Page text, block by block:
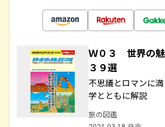
Ｗ０３ 世界の魅
３９選
不思議とロマンに
学とともに解説
旅の図鑑